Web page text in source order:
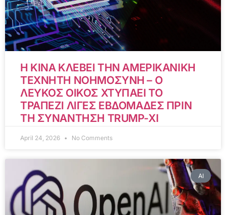
Η ΚΙΝΑ ΚΛΕΒΕΙ ΤΗΝ ΑΜΕΡΙΚΑΝΙΚΗ
ΤΕΧΝΗΤΗ ΝΟΗΜΟΣΥΝΗ – Ο
ΛΕΥΚΟΣ ΟΙΚΟΣ ΧΤΥΠΑΕΙ ΤΟ
ΤΡΑΠΕΖΙ ΛΙΓΕΣ ΕΒΔΟΜΑΔΕΣ ΠΡΙΝ
ΤΗ ΣΥΝΑΝΤΗΣΗ TRUMP-XI
April 24, 2026 No Comments
AI